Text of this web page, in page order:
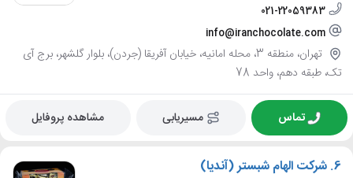
021-22059383
info@iranchocolate.com
تهران، منطقه 3، محله امانیه، خیابان آفریقا (جردن)، بلوار گلشهر، برج آی
تک، طبقه دهم، واحد 78
تماس مسیریابی مشاهده پروفایل
6. شرکت الهام شبستر (آندیا)